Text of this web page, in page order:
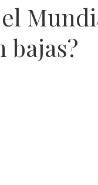
bajas?